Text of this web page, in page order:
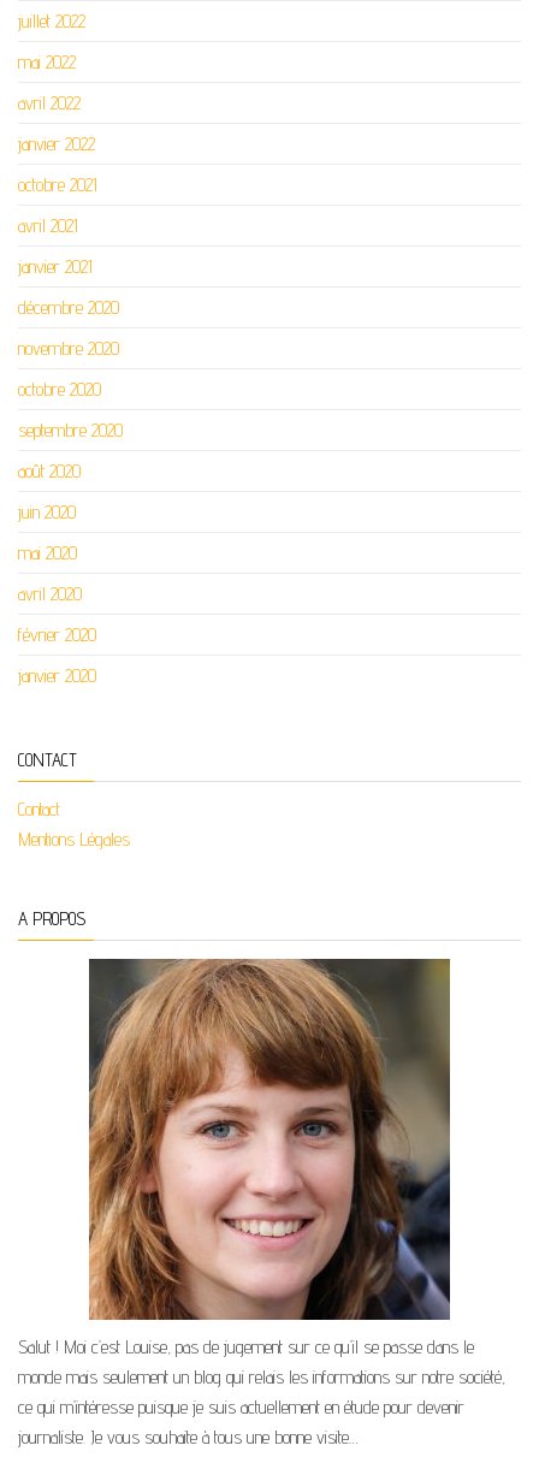
juillet 2022
mai 2022
avril 2022
janvier 2022
octobre 2021
avril 2021
janvier 2021
décembre 2020
novembre 2020
octobre 2020
septembre 2020
août 2020
juin 2020
mai 2020
avril 2020
février 2020
janvier 2020
CONTACT
Contact
Mentions Légales
A PROPOS
Salut ! Moi c’est Louise, pas de jugement sur ce qu’il se passe dans le
monde mais seulement un blog qui relais les informations sur notre société,
ce qui m’intéresse puisque je suis actuellement en étude pour devenir
journaliste. Je vous souhaite à tous une bonne visite…